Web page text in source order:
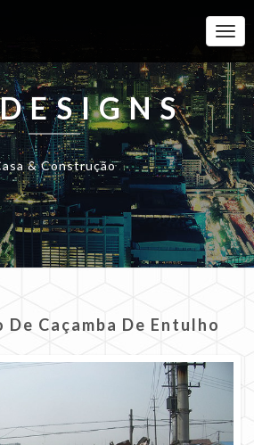
& Construção
De Caçamba De Entulho